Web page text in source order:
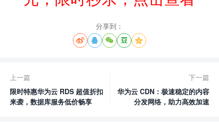
分享到：
    
上一篇
限时特惠华为云 RDS 超值折扣
来袭，数据库服务低价畅享
下一篇
华为云 CDN：极速稳定的内容
分发网络，助力高效加速